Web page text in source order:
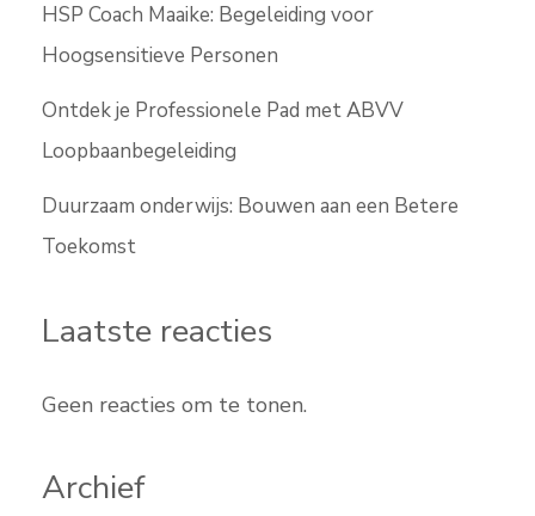
HSP Coach Maaike: Begeleiding voor
Hoogsensitieve Personen
Ontdek je Professionele Pad met ABVV
Loopbaanbegeleiding
Duurzaam onderwijs: Bouwen aan een Betere
Toekomst
Laatste reacties
Geen reacties om te tonen.
Archief